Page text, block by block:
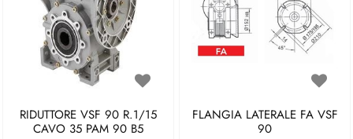
RIDUTTORE VSF 90 R.1/15
CAVO 35 PAM 90 B5
FLANGIA LATERALE FA VSF
90